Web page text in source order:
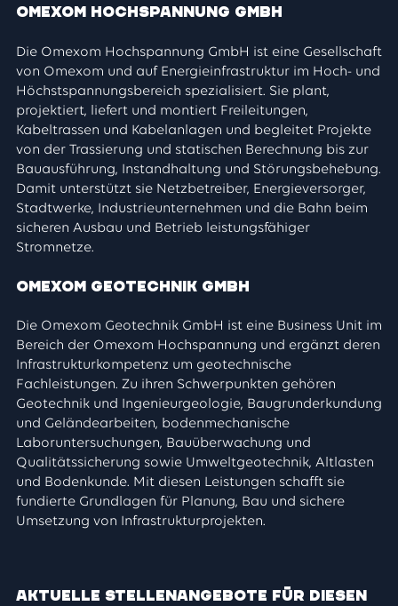
Omexom Hochspannung GmbH
Die Omexom Hochspannung GmbH ist eine Gesellschaft
von Omexom und auf Energieinfrastruktur im Hoch- und
Höchstspannungsbereich spezialisiert. Sie plant,
projektiert, liefert und montiert Freileitungen,
Kabeltrassen und Kabelanlagen und begleitet Projekte
von der Trassierung und statischen Berechnung bis zur
Bauausführung, Instandhaltung und Störungsbehebung.
Damit unterstützt sie Netzbetreiber, Energieversorger,
Stadtwerke, Industrieunternehmen und die Bahn beim
sicheren Ausbau und Betrieb leistungsfähiger
Stromnetze.
Omexom Geotechnik GmbH
Die Omexom Geotechnik GmbH ist eine Business Unit im
Bereich der Omexom Hochspannung und ergänzt deren
Infrastrukturkompetenz um geotechnische
Fachleistungen. Zu ihren Schwerpunkten gehören
Geotechnik und Ingenieurgeologie, Baugrunderkundung
und Geländearbeiten, bodenmechanische
Laboruntersuchungen, Bauüberwachung und
Qualitätssicherung sowie Umweltgeotechnik, Altlasten
und Bodenkunde. Mit diesen Leistungen schafft sie
fundierte Grundlagen für Planung, Bau und sichere
Umsetzung von Infrastrukturprojekten.
Aktuelle Stellenangebote für diesen